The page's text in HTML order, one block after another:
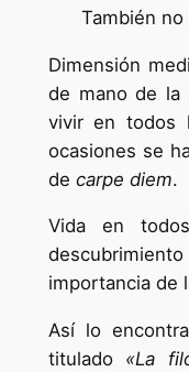
También no
Dimensión
de mano de la
vivir en todos
ocasiones se
de carpe diem.
Vida en
importancia de
Así lo
titulado «La